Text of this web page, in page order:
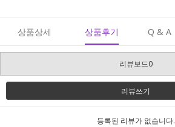
상품상세 상품후기 Q & A
리뷰보드0
리뷰쓰기
등록된 리뷰가 없습니다.